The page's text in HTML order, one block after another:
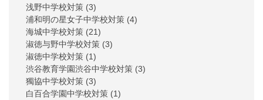
浅野中学校対策 (3)
浦和明の星女子中学校対策 (4)
海城中学校対策 (21)
淑徳与野中学校対策 (3)
淑徳中学校対策 (1)
渋谷教育学園渋谷中学校対策 (3)
獨協中学校対策 (3)
白百合学園中学校対策 (1)